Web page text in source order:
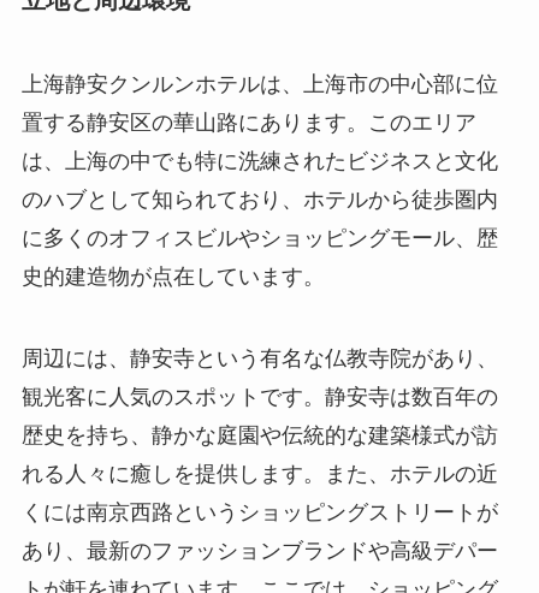
置する静安区の華山路にあります。このエリア
は、上海の中でも特に洗練されたビジネスと文化
のハブとして知られており、ホテルから徒歩圏内
に多くのオフィスビルやショッピングモール、歴
史的建造物が点在しています。
観光客に人気のスポットです。静安寺は数百年の
歴史を持ち、静かな庭園や伝統的な建築様式が訪
れる人々に癒しを提供します。また、ホテルの近
くには南京西路というショッピングストリートが
あり、最新のファッションブランドや高級デパー
トが軒を連ねています。ここでは、ショッピング